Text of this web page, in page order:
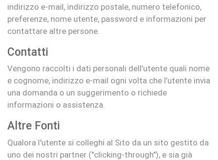
indirizzo e-mail, indirizzo postale, numero telefonico,
preferenze, nome utente, password e informazioni per
contattare altre persone.
Contatti
Vengono raccolti i dati personali dell’utente quali nome
e cognome, indirizzo e-mail ogni volta che l’utente invia
una domanda o un suggerimento o richiede
informazioni o assistenza.
Altre Fonti
Qualora l'utente si colleghi al Sito da un sito gestito da
uno dei nostri partner ("clicking-through"), e sia già